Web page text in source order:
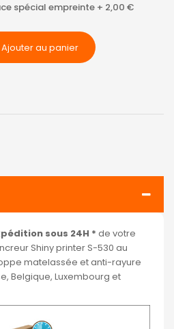
spécial empreinte + 2,00 €
Ajouter au panier
sous 24H * de votre
Shiny printer S-530 au
matelassée et anti-rayure
Belgique, Luxembourg et